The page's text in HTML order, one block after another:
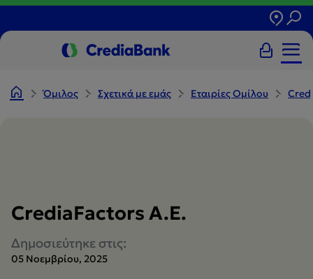
Όμιλος Σχετικά με εμάς Εταιρίες Ομίλου
CrediaFactors A.E.
Δημοσιεύτηκε στις:
05 Νοεμβρίου, 2025